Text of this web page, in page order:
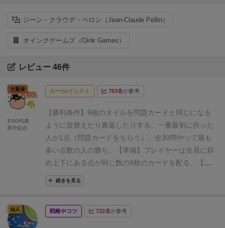
ジーン・クラウデ・ペロン（Jean-Claude Pellin）
オインクゲームズ（Oink Games）
レビュー 46件
ルール/インスト 763名が参考
【勝利条件】 9枚のタイルを問題カードと同じになる
ように並替えたり裏返したりする。 一番最初に作った
人が1点（問題カードをもらう）。 全30問やって最も
多い点数の人の勝ち。
【準備】 プレイヤーは全員に斜
め上下にある 点が同じ数の9枚のカードを配る。
【遊
び方】①問題カードを1枚めくる。
回目以降はその前に点数を獲得した人。
る。③完成した人は問題カードを取る。
続きを見る
大賢者
EGG代表
田中紅白
戦略やコツ 722名が参考
仙人